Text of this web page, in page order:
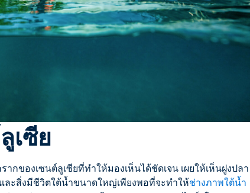
เซีย
กของเซนต์ลูเซียที่ทำให้มองเห็นได้ชัดเจน เผยให้เห็นฝูงปลา
ะสิ่งมีชีวิตใต้น้ำขนาดใหญ่เพียงพอที่จะทำให้ช่างภาพใต้น้ำ